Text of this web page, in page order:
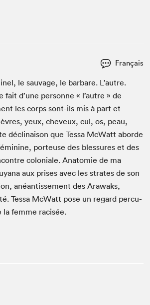
Français
le sauvage, le bar­bare. L’autre.
d’une per­son­ne « l’autre » de
les corps sont-ils mis à part et
yeux, cheveux, cul, os, peau,
décli­nai­son que Tes­sa McWatt abor­de
por­teuse des blessures et des
colo­niale. Anatomie de ma
aux pris­es avec les strates de son
anéan­tisse­ment des Arawaks,
Tes­sa McWatt pose un regard per­cu­
la femme racisée.